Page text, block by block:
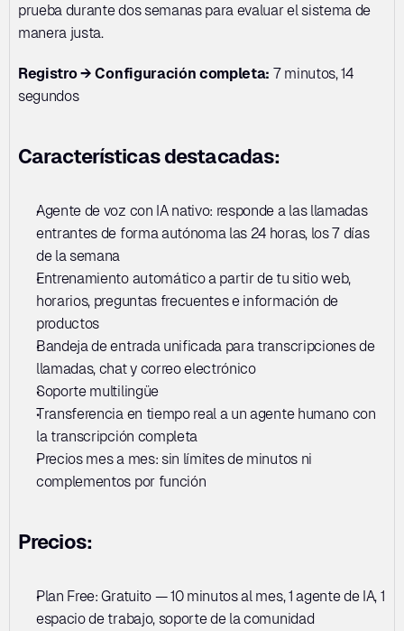
prueba durante dos semanas para evaluar el sistema de
manera justa.
Registro → Configuración completa: 7 minutos, 14
segundos
Características destacadas:
Agente de voz con IA nativo: responde a las llamadas
entrantes de forma autónoma las 24 horas, los 7 días
de la semana
Entrenamiento automático a partir de tu sitio web,
horarios, preguntas frecuentes e información de
productos
Bandeja de entrada unificada para transcripciones de
llamadas, chat y correo electrónico
Soporte multilingüe
Transferencia en tiempo real a un agente humano con
la transcripción completa
Precios mes a mes: sin límites de minutos ni
complementos por función
Precios:
Plan Free: Gratuito — 10 minutos al mes, 1 agente de IA, 1
espacio de trabajo, soporte de la comunidad